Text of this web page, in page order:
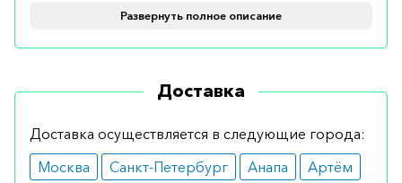
борьбы с таким последствиями, как усталость,
раздражительность, напряженность.
Противопоказания
имеет противопоказаний, но во время
беременности он не используется.
Развернуть полное описание
Доставка
Доставка осуществляется в следующие города:
Москва
Санкт-Петербург Анапа
Артём